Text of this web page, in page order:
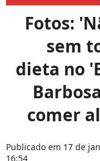
Fotos:
sem
dieta no
comer
Publicado em 17 de
16:54